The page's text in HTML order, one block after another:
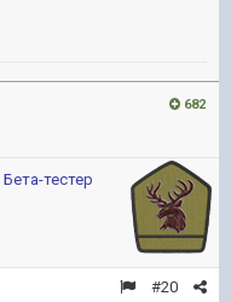
682
Бета-тестер
#20